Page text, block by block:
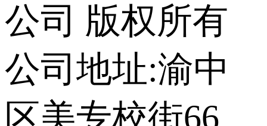
公司 版权所有
公司地址:渝中
区美专校街66